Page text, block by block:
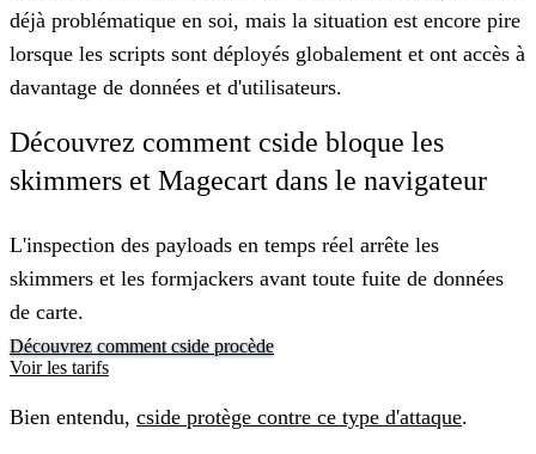
déjà problématique en soi, mais la situation est encore pire
lorsque les scripts sont déployés globalement et ont accès à
davantage de données et d'utilisateurs.
Découvrez comment cside bloque les
skimmers et Magecart dans le navigateur
L'inspection des payloads en temps réel arrête les
skimmers et les formjackers avant toute fuite de données
de carte.
Découvrez comment cside procède
Voir les tarifs
Bien entendu, cside protège contre ce type d'attaque.